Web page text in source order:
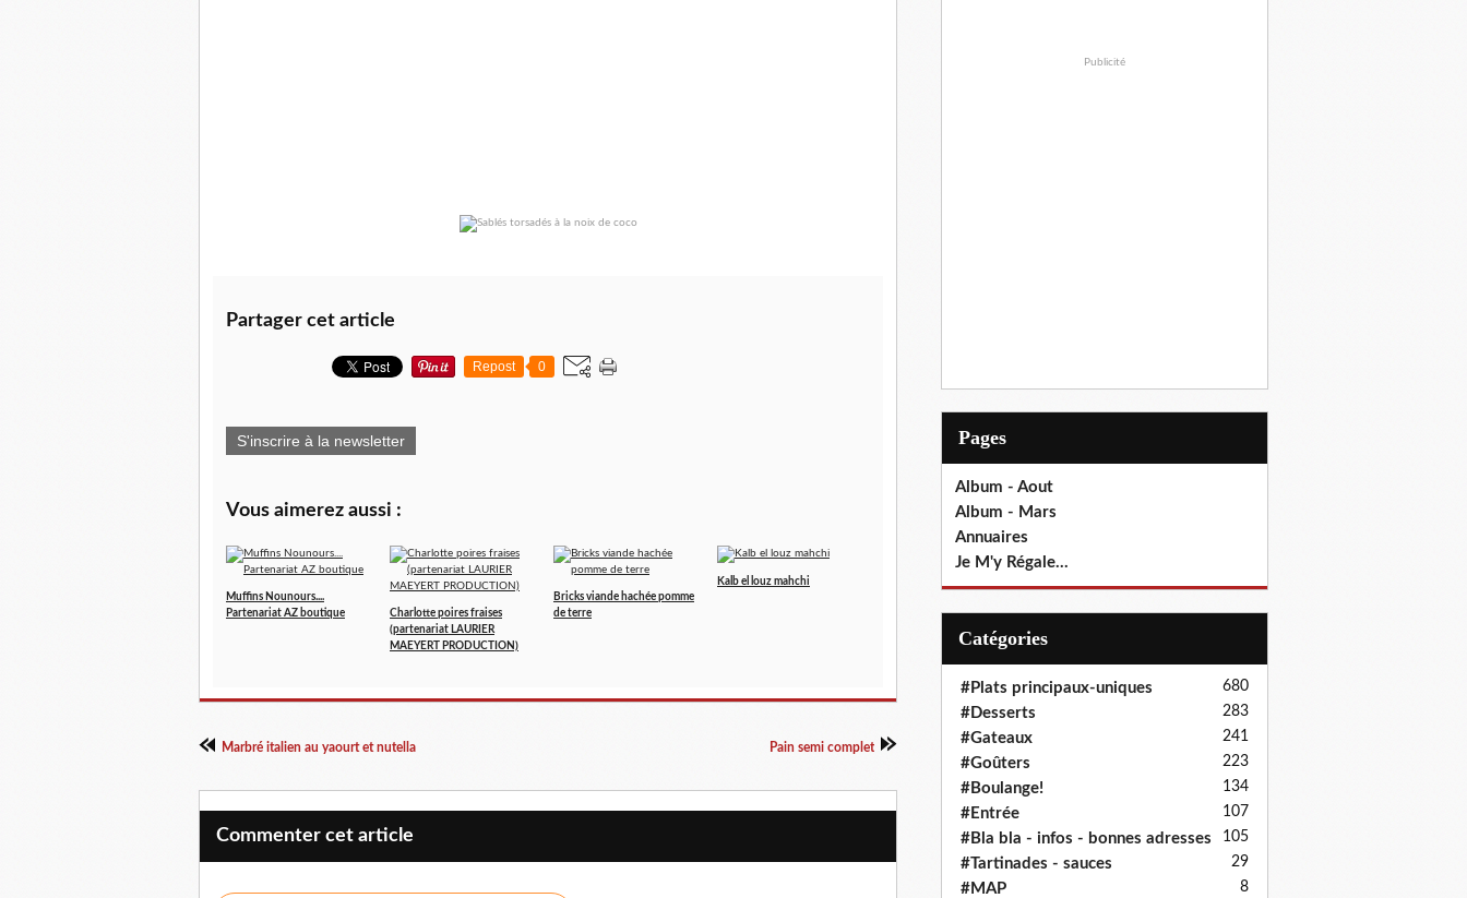
Partager cet article
Repost 0
S'inscrire à la newsletter
Vous aimerez aussi :
Muffins Nounours....
Partenariat AZ boutique
Charlotte poires fraises
(partenariat LAURIER
MAEYERT PRODUCTION)
Bricks viande hachée pomme
de terre
Kalb el louz mahchi
Marbré italien au yaourt et nutella Pain semi complet
Commenter cet article
Publicité
Pages
Album - Aout
Album - Mars
Annuaires
Je M'y Régale...
Catégories
#Plats principaux-uniques 680
#Desserts 283
#Gateaux 241
#Goûters 223
#Boulange! 134
#Entrée 107
#Bla bla - infos - bonnes adresses 105
#Tartinades - sauces 29
#MAP 8